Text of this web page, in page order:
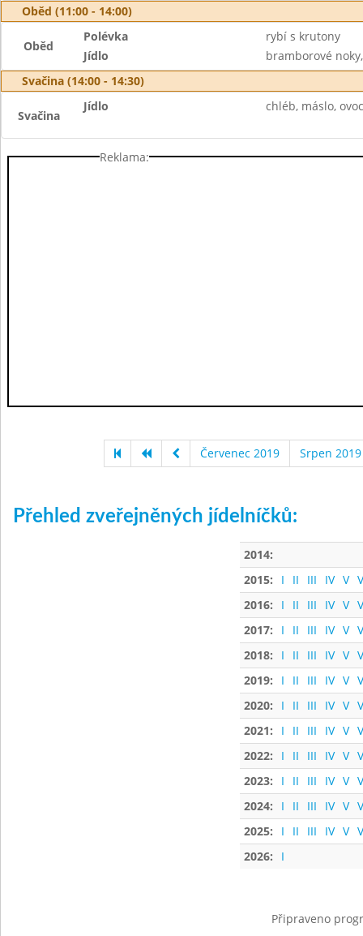
Oběd (11:00 - 14:00)
Oběd
Polévka
rybí s krutony
Jídlo
bramborové
Svačina (14:00 - 14:30)
Svačina
Jídlo chléb, máslo,
Reklama:
Červenec 2019 Srpen 2019
Přehled zveřejněných jídelníčků:
2014:
2015:
I II III IV V
2016:
I II III IV V
2017:
I II III IV V
2018:
I II III IV V
2019:
I II III IV V
2020:
I II III IV V
2021:
I II III IV V
2022:
I II III IV V
2023:
I II III IV V
2024:
I II III IV V
2025:
I II III IV V
2026:
I
Připraveno